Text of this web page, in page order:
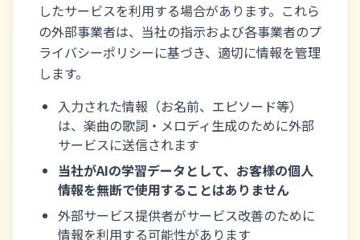
したサービスを利用する場合があります。これら
の外部事業者は、当社の指示および各事業者のプ
ライバシーポリシーに基づき、適切に情報を管理
します。
入力された情報（お名前、エピソード等）
は、楽曲の歌詞・メロディ生成のために外部
サービスに送信されます
当社がAIの学習データとして、お客様の個人
情報を無断で使用することはありません
外部サービス提供者がサービス改善のために
情報を利用する可能性があります